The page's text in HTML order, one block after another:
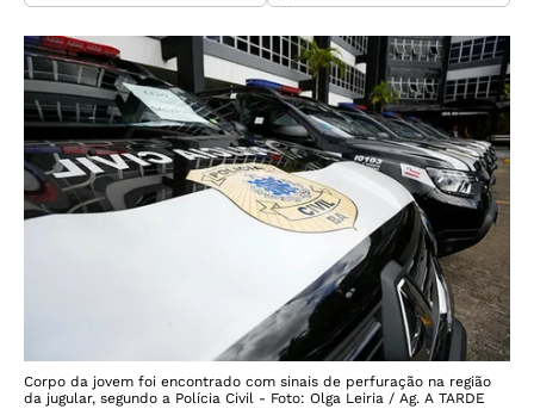
Corpo da jovem foi encontrado com sinais de perfuração na região
da jugular, segundo a Polícia Civil - Foto: Olga Leiria / Ag. A TARDE